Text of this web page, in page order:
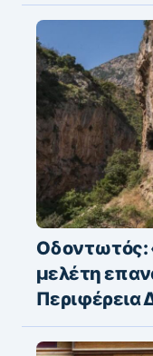
Οδοντωτός:
μελέτη
Περιφέρεια